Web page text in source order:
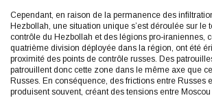
Cependant, en raison de la permanence des
Hezbollah, une situation unique s’est déroulée sur le
contrôle du Hezbollah et des légions pro-iraniennes,
quatrième division déployée dans la région, ont été
proximité des points de contrôle russes. Des
patrouillent donc cette zone dans le même axe que
Russes. En conséquence, des frictions entre Russes
produisent souvent, créant des tensions entre